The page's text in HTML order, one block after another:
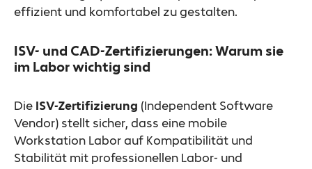
effizient und komfortabel zu gestalten.
ISV- und CAD-Zertifizierungen: Warum sie
im Labor wichtig sind
Die ISV-Zertifizierung (Independent Software
Vendor) stellt sicher, dass eine mobile
Workstation Labor auf Kompatibilität und
Stabilität mit professionellen Labor- und